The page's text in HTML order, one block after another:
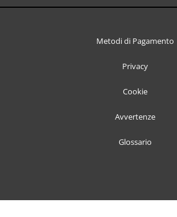
Metodi di Pagamento
Privacy
Cookie
Avvertenze
Glossario